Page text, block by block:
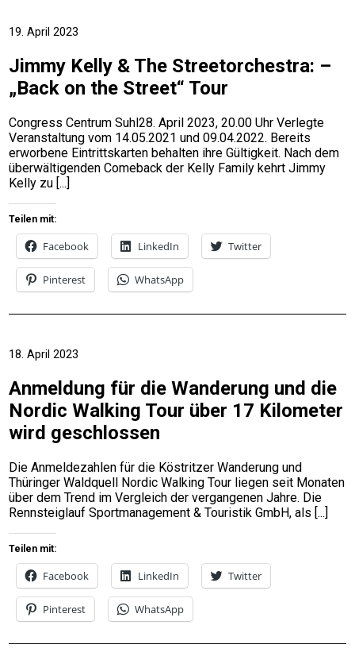
19. April 2023
Jimmy Kelly & The Streetorchestra: –
„Back on the Street“ Tour
Congress Centrum Suhl28. April 2023, 20.00 Uhr Verlegte
Veranstaltung vom 14.05.2021 und 09.04.2022. Bereits
erworbene Eintrittskarten behalten ihre Gültigkeit. Nach dem
überwältigenden Comeback der Kelly Family kehrt Jimmy
Kelly zu
Teilen mit:
Facebook LinkedIn Twitter
Pinterest WhatsApp
18. April 2023
Anmeldung für die Wanderung und die
Nordic Walking Tour über 17 Kilometer
wird geschlossen
Die Anmeldezahlen für die Köstritzer Wanderung und
Thüringer Waldquell Nordic Walking Tour liegen seit Monaten
über dem Trend im Vergleich der vergangenen Jahre. Die
Rennsteiglauf Sportmanagement & Touristik GmbH, als
Teilen mit:
Facebook LinkedIn Twitter
Pinterest WhatsApp